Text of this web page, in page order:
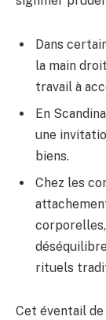
Dans
la main
travail à
En
une
biens.
Chez les
rituels
Cet éventail